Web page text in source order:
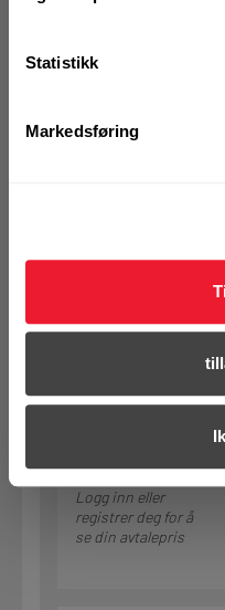
Statistikk
Markedsføring
se din avtalepris
Betongskrue
På nettlager
Alternativ pakning
Logg inn eller
registrer deg for å
se din avtalepris